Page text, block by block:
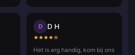
D D H
★★★★☆
Het is erg handig, kom bij ons